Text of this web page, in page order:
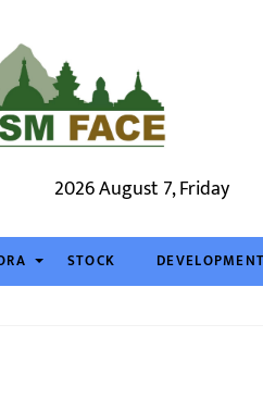
2026 August 7, Friday
STOCK DEVELOPMENT